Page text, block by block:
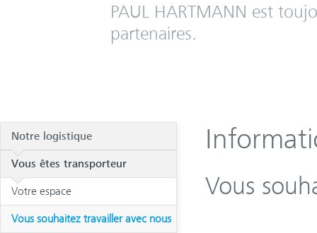
PAUL HARTMANN est
partenaires.
Notre logistique
Vous êtes transporteur
Votre espace
Vous souhaitez travailler avec nous
Vous